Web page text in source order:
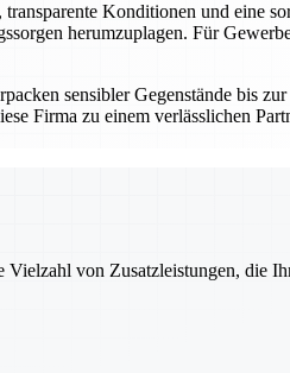
Konditionen und eine
herumzuplagen. Für
sensibler Gegenstände bis
Firma zu einem verlässlichen
von Zusatzleistungen, die